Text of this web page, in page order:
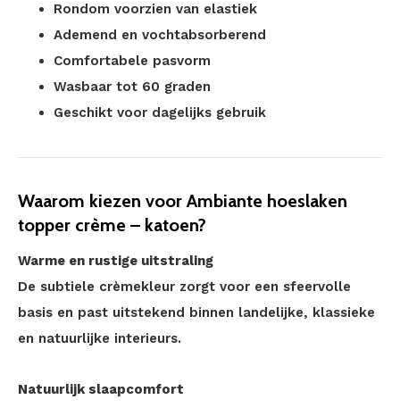
Rondom voorzien van elastiek
Ademend en vochtabsorberend
Comfortabele pasvorm
Wasbaar tot 60 graden
Geschikt voor dagelijks gebruik
Waarom kiezen voor Ambiante hoeslaken
topper crème – katoen?
Warme en rustige uitstraling
De subtiele crèmekleur zorgt voor een sfeervolle
basis en past uitstekend binnen landelijke, klassieke
en natuurlijke interieurs.
Natuurlijk slaapcomfort